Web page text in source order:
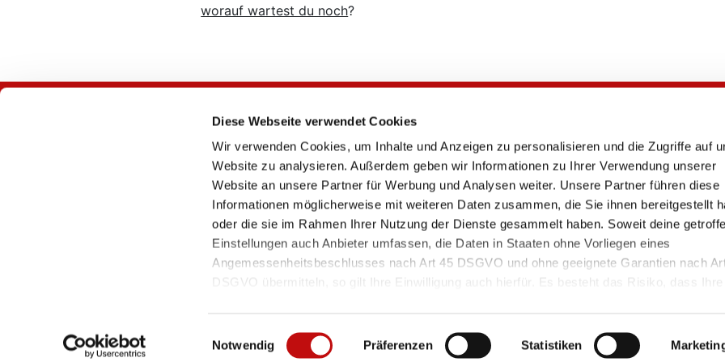
Diese Webseite verwendet Cookies
Wir verwenden Cookies, um Inhalte und Anzeigen zu personalisieren und die Zugriffe auf
Website zu analysieren. Außerdem geben wir Informationen zu Ihrer Verwendung unserer
Website an unsere Partner für Werbung und Analysen weiter. Unsere Partner führen diese
Informationen möglicherweise mit weiteren Daten zusammen, die Sie ihnen bereitgestellt
oder die sie im Rahmen Ihrer Nutzung der Dienste gesammelt haben. Soweit deine
Einstellungen auch Anbieter umfassen, die Daten in Staaten ohne Vorliegen eines
Angemessenheitsbeschlusses nach Art 45 DSGVO und ohne geeignete Garantien nach
DSGVO übermitteln, so gilt Ihre Einwilligung auch hierfür. Es besteht das Risiko, dass Ihre
stehen.
Einwilligungsauswahl
Notwendig Präferenzen Statistiken
worauf wartest du noch?
Kontakt
FAQ
Statistik
Downloads
Impressum und rechtliche Hinweise
Teilnahmebedingungen
Datenschutz
Barrierefreiheitserklärung